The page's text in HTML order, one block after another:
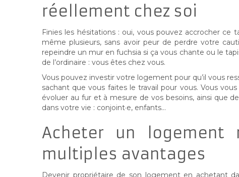
réellement chez soi
Finies les hésitations : oui, vous pouvez accrocher ce
même plusieurs, sans avoir peur de perdre votre
repeindre un mur en fuchsia si ça vous chante ou le
de l’ordinaire : vous êtes chez vous.
Vous pouvez investir votre logement pour qu’il vous
sachant que vous faites le travail pour vous. Vous
évoluer au fur et à mesure de vos besoins, ainsi que
dans votre vie : conjoint·e, enfants…
Acheter un logement
multiples avantages
Devenir propriétaire de son logement en achetant